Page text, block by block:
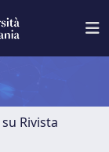
Rivista